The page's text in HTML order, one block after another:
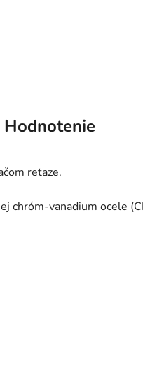
Hodnotenie
reťaze.
chróm-vanadium ocele